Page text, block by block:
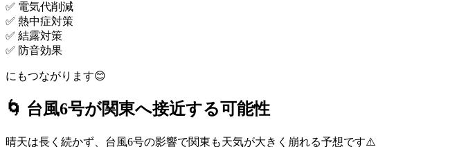
✅ 電気代削減
✅ 熱中症対策
✅ 結露対策
✅ 防音効果
にもつながります😊
🌀 台風6号が関東へ接近する可能性
晴天は長く続かず、台風6号の影響で関東も天気が大きく崩れる予想です⚠️